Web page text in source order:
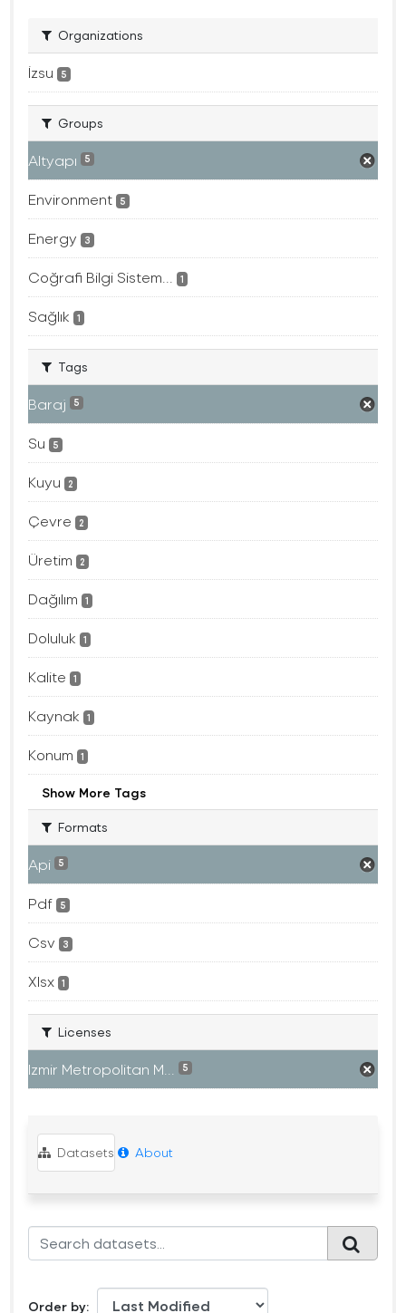
Organizations
İzsu 5
Groups
Altyapı 5
Environment 5
Energy 3
Coğrafi Bilgi Sistem... 1
Sağlık 1
Tags
Baraj 5
Su 5
Kuyu 2
Çevre 2
Üretim 2
Dağılım 1
Doluluk 1
Kalite 1
Kaynak 1
Konum 1
Show More Tags
Formats
Api 5
Pdf 5
Csv 3
Xlsx 1
Licenses
Izmir Metropolitan M... 5
Datasets About
Order by